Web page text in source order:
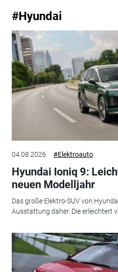
#Hyundai
04.08.2026 #Elektroauto
Hyundai Ioniq 9:
neuen Modelljahr
Das große Elektro-SUV von
Ausstattung daher. Die erleichtert